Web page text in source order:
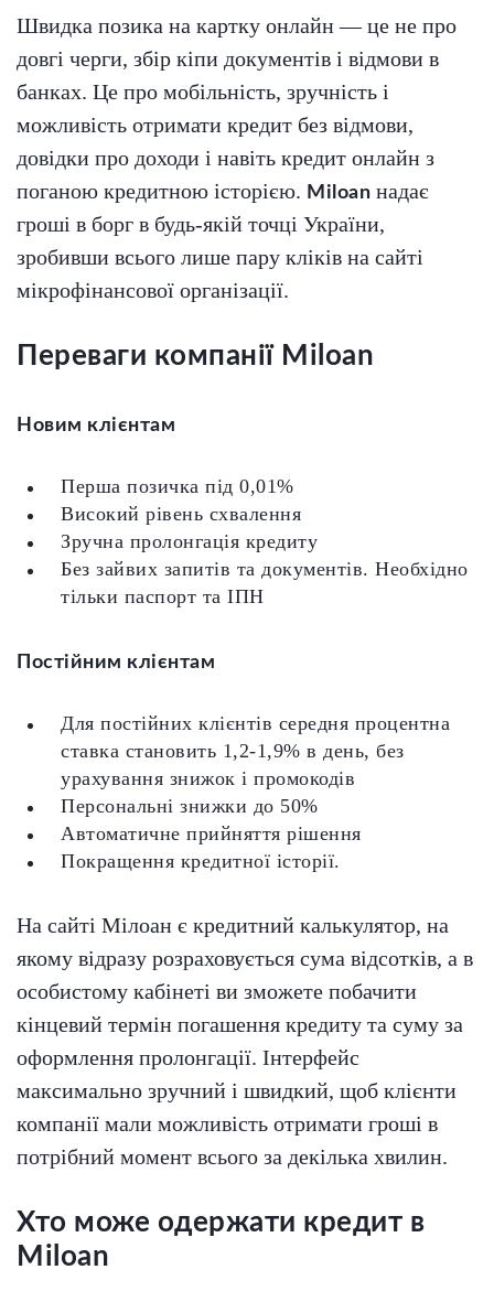
Швидка позика на картку онлайн — це не про
довгі черги, збір кіпи документів і відмови в
банках. Це про мобільність, зручність і
можливість отримати кредит без відмови,
довідки про доходи і навіть кредит онлайн з
поганою кредитною історією. Miloan надає
гроші в борг в будь-якій точці України,
зробивши всього лише пару кліків на сайті
мікрофінансової організації.
Переваги компанії Miloan
Новим клієнтам
Перша позичка під 0,01%
Високий рівень схвалення
Зручна пролонгація кредиту
Без зайвих запитів та документів. Необхідно
тільки паспорт та ІПН
Постійним клієнтам
Для постійних клієнтів середня процентна
ставка становить 1,2-1,9% в день, без
урахування знижок і промокодів
Персональні знижки до 50%
Автоматичне прийняття рішення
Покращення кредитної історії.
На сайті Мілоан є кредитний калькулятор, на
якому відразу розраховується сума відсотків, а в
особистому кабінеті ви зможете побачити
кінцевий термін погашення кредиту та суму за
оформлення пролонгації. Інтерфейс
максимально зручний і швидкий, щоб клієнти
компанії мали можливість отримати гроші в
потрібний момент всього за декілька хвилин.
Хто може одержати кредит в
Miloan